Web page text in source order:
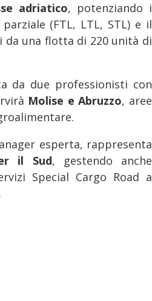
adriatico, potenziando i
(FTL, LTL, STL) e il
una flotta di 220 unità di
da due professionisti con
Molise e Abruzzo, aree
esperta, rappresenta
il Sud, gestendo anche
Special Cargo Road a